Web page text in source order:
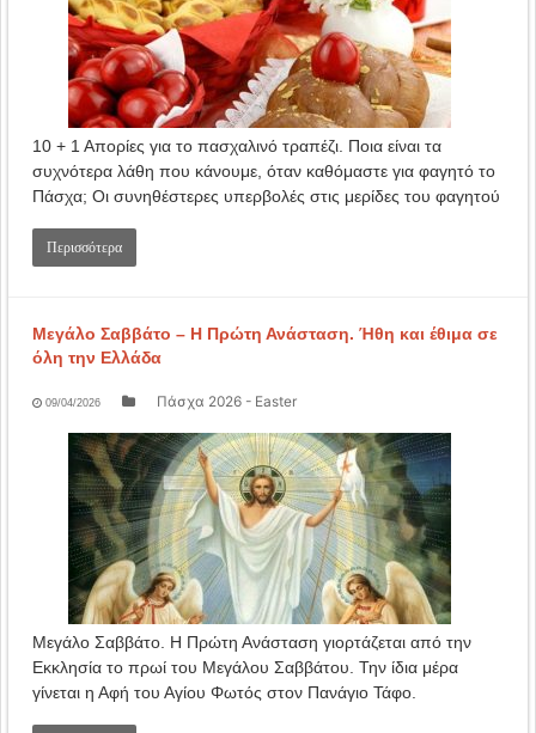
10 + 1 Απορίες για το πασχαλινό τραπέζι. Ποια είναι τα
συχνότερα λάθη που κάνουμε, όταν καθόμαστε για φαγητό το
Πάσχα; Οι συνηθέστερες υπερβολές στις μερίδες του φαγητού
Περισσότερα
Μεγάλο Σαββάτο – Η Πρώτη Ανάσταση. Ήθη και έθιμα σε
όλη την Ελλάδα
09/04/2026 Πάσχα 2026 - Easter
Μεγάλο Σαββάτο. Η Πρώτη Ανάσταση γιορτάζεται από την
Εκκλησία το πρωί του Μεγάλου Σαββάτου. Την ίδια μέρα
γίνεται η Αφή του Αγίου Φωτός στον Πανάγιο Τάφο.